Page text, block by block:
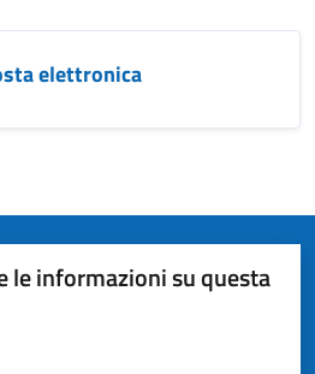
elettronica
le informazioni su questa